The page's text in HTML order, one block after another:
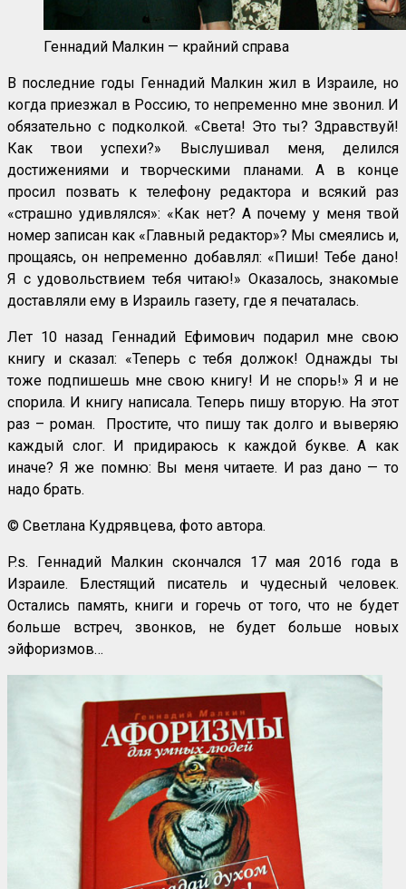
Геннадий Малкин — крайний справа
В последние годы Геннадий Малкин жил в Израиле, но
когда приезжал в Россию, то непременно мне звонил. И
обязательно с подколкой. «Света! Это ты? Здравствуй!
Как твои успехи?» Выслушивал меня, делился
достижениями и творческими планами. А в конце
просил позвать к телефону редактора и всякий раз
«страшно удивлялся»: «Как нет? А почему у меня твой
номер записан как «Главный редактор»? Мы смеялись и,
прощаясь, он непременно добавлял: «Пиши! Тебе дано!
Я с удовольствием тебя читаю!» Оказалось, знакомые
доставляли ему в Израиль газету, где я печаталась.
Лет 10 назад Геннадий Ефимович подарил мне свою
книгу и сказал: «Теперь с тебя должок! Однажды ты
тоже подпишешь мне свою книгу! И не спорь!» Я и не
спорила. И книгу написала. Теперь пишу вторую. На этот
раз – роман. Простите, что пишу так долго и выверяю
каждый слог. И придираюсь к каждой букве. А как
иначе? Я же помню: Вы меня читаете. И раз дано — то
надо брать.
© Светлана Кудрявцева, фото автора.
P.s. Геннадий Малкин скончался 17 мая 2016 года в
Израиле. Блестящий писатель и чудесный человек.
Остались память, книги и горечь от того, что не будет
больше встреч, звонков, не будет больше новых
эйфоризмов…